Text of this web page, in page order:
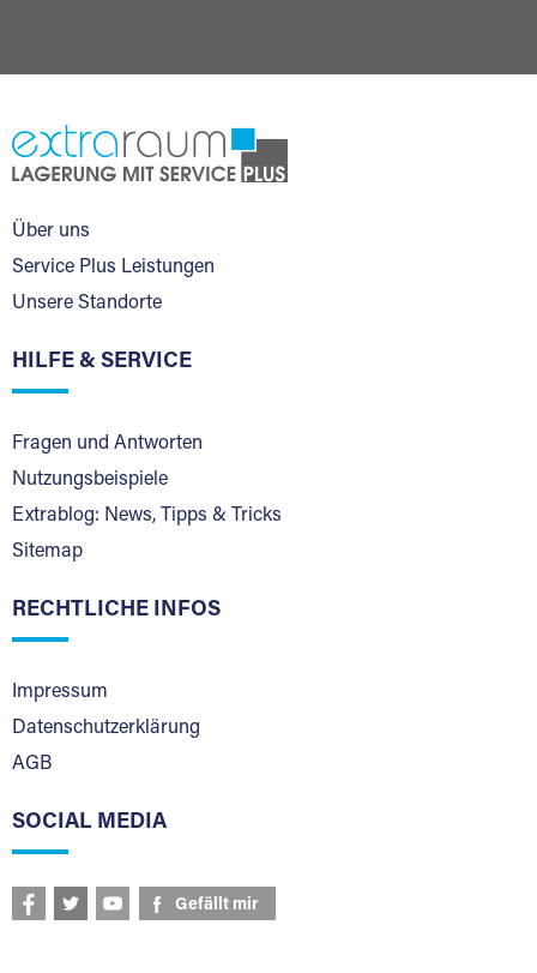
Über uns
Service Plus Leistungen
Unsere Standorte
HILFE & SERVICE
Fragen und Antworten
Nutzungsbeispiele
Extrablog: News, Tipps & Tricks
Sitemap
RECHTLICHE INFOS
Impressum
Datenschutzerklärung
AGB
SOCIAL MEDIA
Gefällt mir